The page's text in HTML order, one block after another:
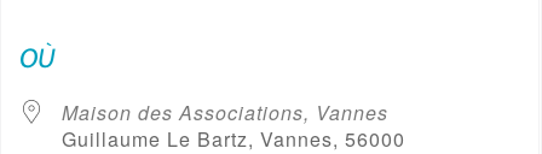
OÙ
Maison des Associations, Vannes
Guillaume Le Bartz, Vannes, 56000